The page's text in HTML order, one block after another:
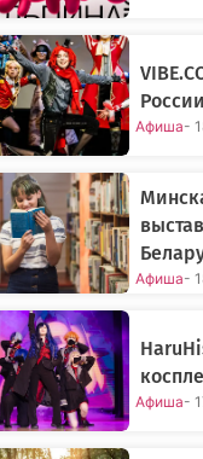
России
Афиша-
Афиша-
Афиша-